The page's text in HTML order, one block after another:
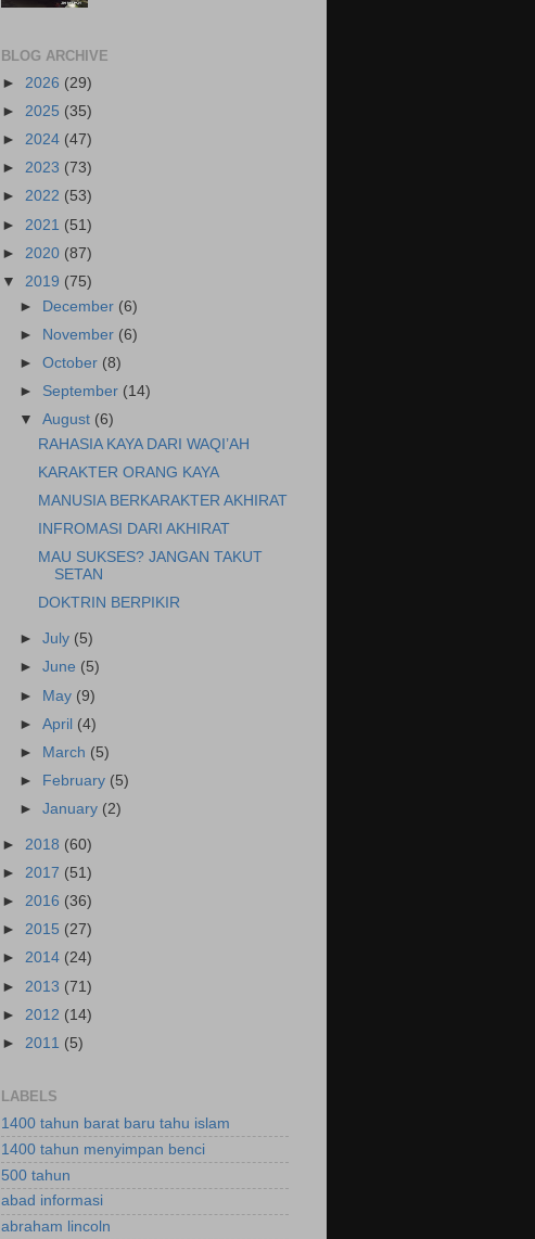
BLOG ARCHIVE
► 2026 (29)
► 2025 (35)
► 2024 (47)
► 2023 (73)
► 2022 (53)
► 2021 (51)
► 2020 (87)
▼ 2019 (75)
► December (6)
► November (6)
►October (8)
► September (14)
▼August (6)
RAHASIA KAYA DARI WAQI’AH
KARAKTER ORANG KAYA
MANUSIA BERKARAKTER AKHIRAT
INFROMASI DARI AKHIRAT
MAU SUKSES? JANGAN TAKUT
SETAN
DOKTRIN BERPIKIR
►July (5)
►June (5)
► May (9)
►April (4)
►
March (5)
►
February (5)
►January (2)
► 2018 (60)
► 2017 (51)
► 2016 (36)
► 2015 (27)
► 2014 (24)
► 2013 (71)
► 2012 (14)
► 2011 (5)
LABELS
1400 tahun barat baru tahu islam
1400 tahun menyimpan benci
500 tahun
abad informasi
abraham lincoln